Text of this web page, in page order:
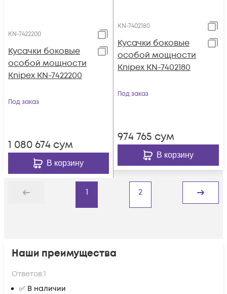
KN-7422200
Кусачки боковые
особой мощности
Knipex KN-7422200
Под заказ
1 080 674 сум
В корзину
KN-7402180
Кусачки боковые
особой мощности
Knipex KN-7402180
Под заказ
974 765 сум
В корзину
Назад
1 2
Дальше
Наши преимущества
Ответов:1
✅ В наличии